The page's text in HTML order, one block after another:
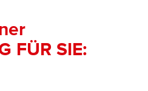
FÜR SIE: